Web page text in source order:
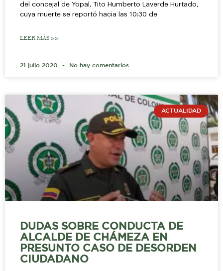
del concejal de Yopal, Tito Humberto Laverde Hurtado,
cuya muerte se reportó hacia las 10:30 de
LEER MÁS >>
21 julio 2020 No hay comentarios
ACTUALIDAD
DUDAS SOBRE CONDUCTA DE
ALCALDE DE CHÁMEZA EN
PRESUNTO CASO DE DESORDEN
CIUDADANO